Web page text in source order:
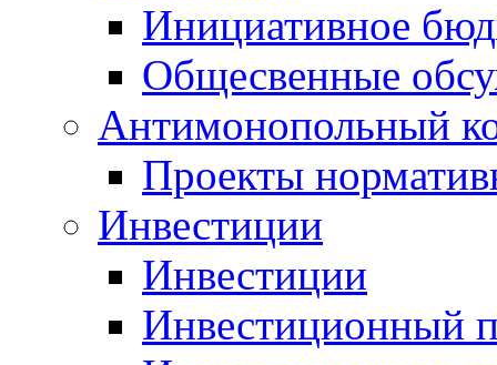
Инициативное
Общесвенные
Антимонопольный
Проекты
Инвестиции
Инвестиции
Инвестиционный